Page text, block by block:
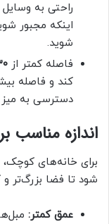
راحتی به
اینکه مجبور
شوید.
فاصله کمتر از
کند و فاصله
دسترسی به
اندازه مناسب
برای خانه‌های
شود تا فضا بزرگ‌تر و
عمق کمتر: